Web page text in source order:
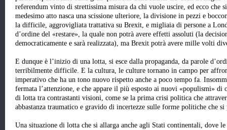
referendum vinto di strettissima misura da chi vuole uscire, ed ecco che
medesimo atto nasca una scissione ulteriore, la divisione in pezzi e
la difficile, aggrovigliata trattativa su Brexit, e migliaia di persone a
d’ordine del «restare», la quale non potrà avere effetti assoluti (la
democraticamente e sarà realizzata), ma Brexit potrà avere mille volti
E dunque è l’inizio di una lotta, si esce dalla propaganda, da parole
terribilmente difficile. E la cultura, le culture tornano in campo per
imperativo che ha un tono nuovo rispetto anche a poco tempo fa.
fermata l’attenzione, e che appare il più esposto ai nuovi «populismi» di
di lotta tra contrastanti visioni, come se la prima crisi politica che
abbastanza traumatico e gravido di incertezze sulle forme politiche che
Una situazione di lotta che si allarga anche agli Stati continentali, dove